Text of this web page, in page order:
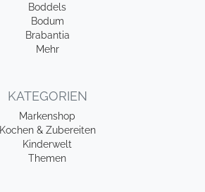
Boddels
Bodum
Brabantia
Mehr
KATEGORIEN
Markenshop
Kochen & Zubereiten
Kinderwelt
Themen